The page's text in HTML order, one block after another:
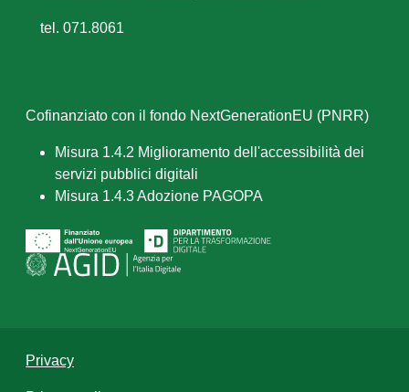
tel. 071.8061
Cofinanziato con il fondo NextGenerationEU (PNRR)
Misura 1.4.2 Miglioramento dell'accessibilità dei
servizi pubblici digitali
Misura 1.4.3 Adozione PAGOPA
Privacy